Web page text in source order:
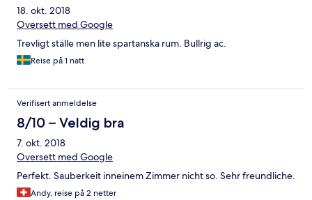
18. okt. 2018
Oversett med Google
Trevligt ställe men lite spartanska rum. Bullrig ac.
Reise på 1 natt
Verifisert anmeldelse
8/10 – Veldig bra
7. okt. 2018
Oversett med Google
Perfekt. Sauberkeit inneinem Zimmer nicht so. Sehr freundliche.
Andy, reise på 2 netter